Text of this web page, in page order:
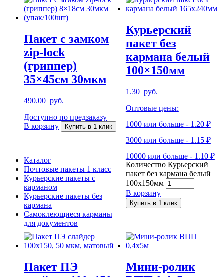
Пакет с замком
zip-lock
(гриппер)
35×45см 30мкм
490.00 руб.
Доступно по предзаказу
В корзину
Купить в 1 клик
Курьерский
пакет без
кармана белый
100×150мм
1.30 руб.
Оптовые цены:
1000 или больше - 1.20 ₽
3000 или больше - 1.15 ₽
10000 или больше - 1.10 ₽
Количество Курьерский
пакет без кармана белый
100x150мм
В корзину
Купить в 1 клик
Пакет ПЭ
Мини-ролик
Каталог
Почтовые пакеты 1 класс
Курьерские пакеты с
карманом
Курьерские пакеты без
кармана
Самоклеющиеся карманы
для документов